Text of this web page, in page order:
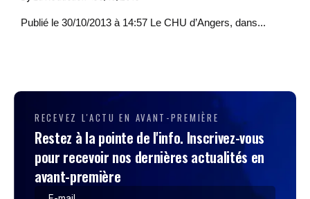
Publié le 30/10/2013 à 14:57 Le CHU d’Angers, dans...
RECEVEZ L'ACTU EN AVANT-PREMIÈRE
Restez à la pointe de l'info. Inscrivez-vous
pour recevoir nos dernières actualités en
avant-première